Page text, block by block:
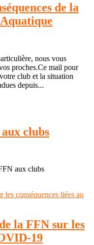
de la
nous vous
proches.Ce mail pour
club et la situation
depuis...
clubs
aux clubs
la FFN sur les
19